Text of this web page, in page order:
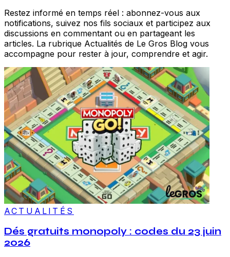
Restez informé en temps réel : abonnez-vous aux
notifications, suivez nos fils sociaux et participez aux
discussions en commentant ou en partageant les
articles. La rubrique Actualités de Le Gros Blog vous
accompagne pour rester à jour, comprendre et agir.
ACTUALITÉS
Dés gratuits monopoly : codes du 23 juin
2026